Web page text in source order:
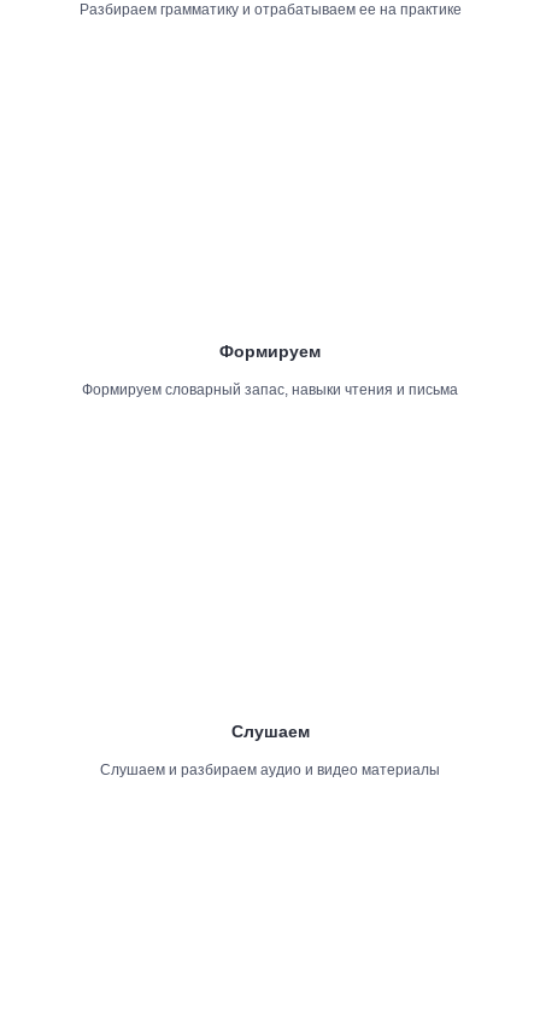
Разбираем грамматику и отрабатываем ее на практике
Формируем
Формируем словарный запас, навыки чтения и письма
Слушаем
Слушаем и разбираем аудио и видео материалы